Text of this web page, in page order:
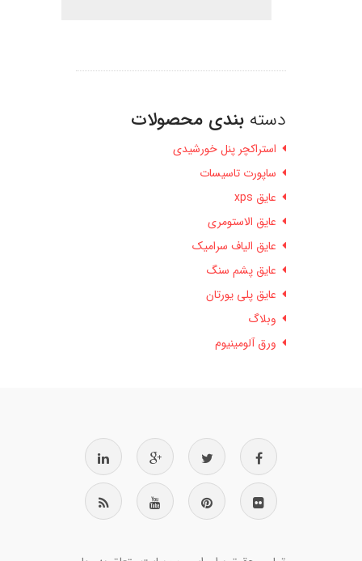
دسته بندی محصولات
استراکچر پنل خورشیدی
ساپورت تاسیسات
عایق xps
عایق الاستومری
عایق الیاف سرامیک
عایق پشم سنگ
عایق پلی یورتان
وبلاگ
ورق آلومینیوم